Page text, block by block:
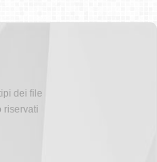
dei file
riservati